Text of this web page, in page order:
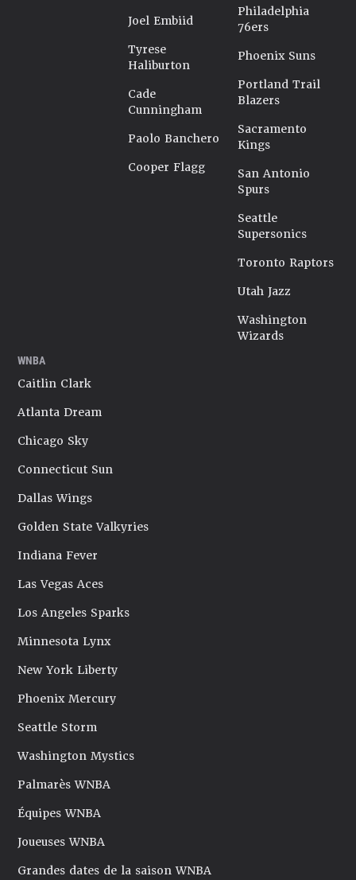
Joel Embiid
Tyrese
Haliburton
Cade
Cunningham
Paolo Banchero
Cooper Flagg
Philadelphia
76ers
Phoenix Suns
Portland Trail
Blazers
Sacramento
Kings
San Antonio
Spurs
Seattle
Supersonics
Toronto Raptors
Utah Jazz
Washington
Wizards
WNBA
Caitlin Clark
Atlanta Dream
Chicago Sky
Connecticut Sun
Dallas Wings
Golden State Valkyries
Indiana Fever
Las Vegas Aces
Los Angeles Sparks
Minnesota Lynx
New York Liberty
Phoenix Mercury
Seattle Storm
Washington Mystics
Palmarès WNBA
Équipes WNBA
Joueuses WNBA
Grandes dates de la saison WNBA